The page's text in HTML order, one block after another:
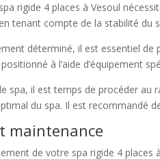
spa rigide 4 places à Vesoul
tenant compte de la stabilité du
déterminé, il est essentiel
à l’aide d’équipement
spa, il est temps de procéder
du spa. Il est recommandé
maintenance
de votre spa rigide 4 places